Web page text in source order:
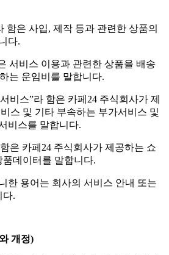
함은 사입, 제작 등과 관련한 상품의
다.
서비스 이용과 관련한 상품을 배송
는 운임비를 말합니다.
비스”라 함은 카페24 주식회사가 제
스 및 기타 부속하는 부가서비스 및
비스를 말합니다.
은 카페24 주식회사가 제공하는 쇼
데이터를 말합니다.
한 용어는 회사의 서비스 안내 또는
다.
개정)